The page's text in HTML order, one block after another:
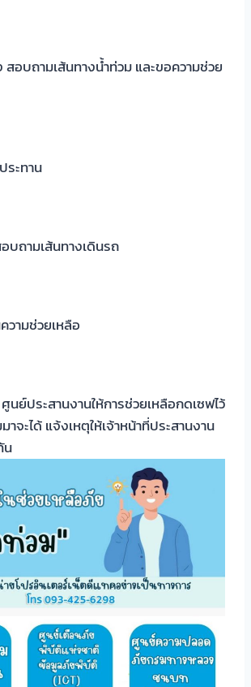
สอบถามเส้นทางน้ำท่วม และขอความช่วย
ระทาน
บถามเส้นทางเดินรถ
วามช่วยเหลือ
ย์ประสานงานให้การช่วยเหลือกดเซฟไว้
าจะได้ แจ้งเหตุให้เจ้าหน้าที่ประสานงาน
น